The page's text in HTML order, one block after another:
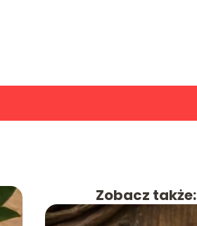
Zobacz także: